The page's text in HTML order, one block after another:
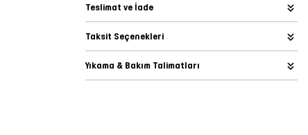
Teslimat ve İade
Taksit Seçenekleri
Yıkama & Bakım Talimatları